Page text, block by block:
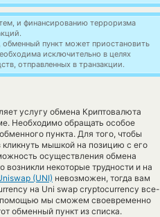
и финансированию терроризма
обменный пункт может приостановить
исключительно в целях
отправленных в транзакции.
услугу обмена Криптовалюта
Необходимо обращать особое
пункта. Для того, чтобы
кликнуть мышкой на позицию с его
осуществления обмена
некоторые трудности и на
(UNI) невозможен, тогда вам
на Uni swap cryptocurrency все-
помощью мы сможем своевременно
обменный пункт из списка.